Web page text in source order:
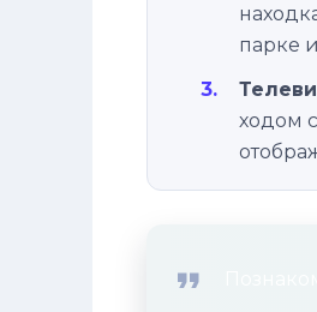
парке
ходом